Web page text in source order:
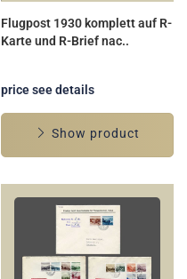
Flugpost 1930 komplett auf R-
Karte und R-Brief nac..
price see details
Show product